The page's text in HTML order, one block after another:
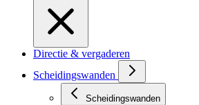
Directie & vergaderen
Scheidingswanden
Scheidingswanden